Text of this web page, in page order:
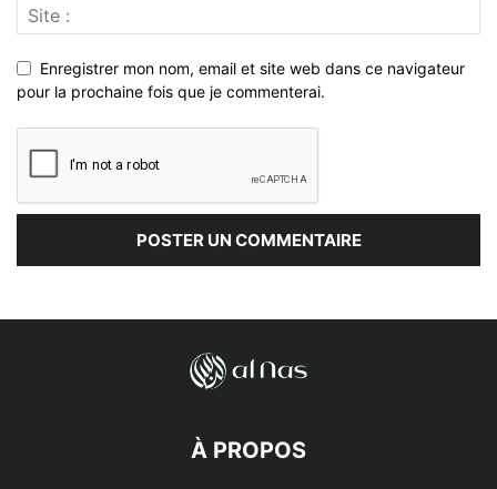
Enregistrer mon nom, email et site web dans ce navigateur
pour la prochaine fois que je commenterai.
À PROPOS